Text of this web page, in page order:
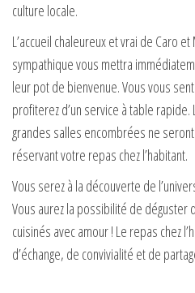
culture locale.
L’accueil chaleureux et vrai de Caro
sympathique vous mettra
leur pot de bienvenue. Vous vous
profiterez d’un service à table
grandes salles encombrées ne
réservant votre repas chez l’habitant.
Vous serez à la découverte de
Vous aurez la possibilité de
cuisinés avec amour ! Le repas chez
d’échange, de convivialité et de